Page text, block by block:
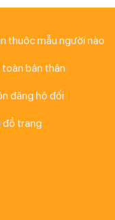
thuộc mẫu người nào
toàn bản thân
đăng hộ đối
đồ trang